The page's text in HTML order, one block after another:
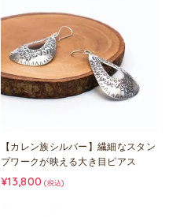
【カレン族シルバー】繊細なスタン
プワークが映える大き目ピアス
¥13,800 (税込)